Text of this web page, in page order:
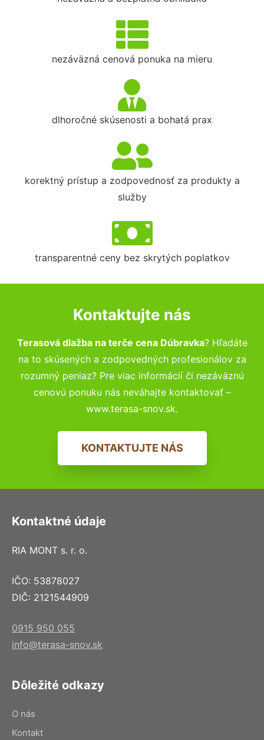
nezáväzná cenová ponuka na mieru
dlhoročné skúsenosti a bohatá prax
korektný prístup a zodpovednosť za produkty a
služby
transparentné ceny bez skrytých poplatkov
Kontaktujte nás
Terasová dlažba na terče cena Dúbravka? Hľadáte
na to skúsených a zodpovedných profesionálov za
rozumný peniaz? Pre viac informácií či nezáväznú
cenovú ponuku nás neváhajte kontaktovať –
www.terasa-snov.sk.
KONTAKTUJTE NÁS
Kontaktné údaje
RIA MONT s. r. o.
IČO: 53878027
DIČ: 2121544909
0915 950 055
info@terasa-snov.sk
Dôležité odkazy
O nás
Kontakt